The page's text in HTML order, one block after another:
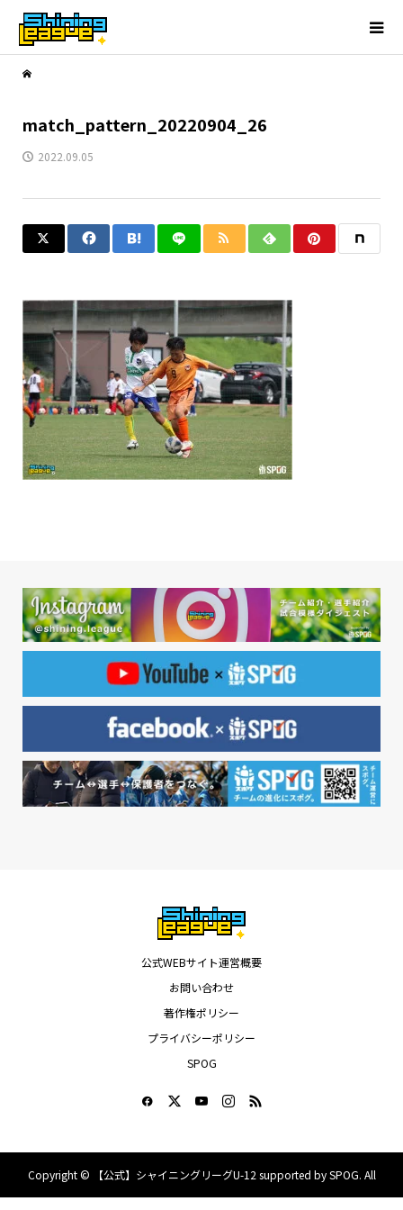
match_pattern_20220904_26
2022.09.05
公式WEBサイト運営概要
お問い合わせ
著作権ポリシー
プライバシーポリシー
SPOG
Copyright © 【公式】シャイニングリーグU-12 supported by SPOG. All